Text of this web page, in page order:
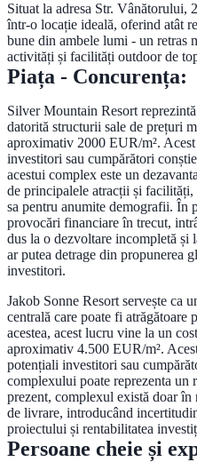
Situat la adresa Str. Vânătorului,
într-o locație ideală, oferind atât
bune din ambele lumi - un retras
activități și facilități outdoor de
Piața - Concurența:
Silver Mountain Resort
datorită structurii sale de prețuri
aproximativ 2000 EUR/m².
investitori sau cumpărători
acestui complex este un
de principalele atracții și facilități,
sa pentru anumite demografii. În
provocări financiare în trecut,
dus la o dezvoltare incompletă și
ar putea detrage din propunerea
investitori.
Jakob Sonne Resort servește ca
centrală care poate fi
acestea, acest lucru vine la un
aproximativ 4.500 EUR/m².
potențiali investitori sau
complexului poate reprezenta un
prezent, complexul există doar în
de livrare, introducând
proiectului și rentabilitatea
Persoane cheie și